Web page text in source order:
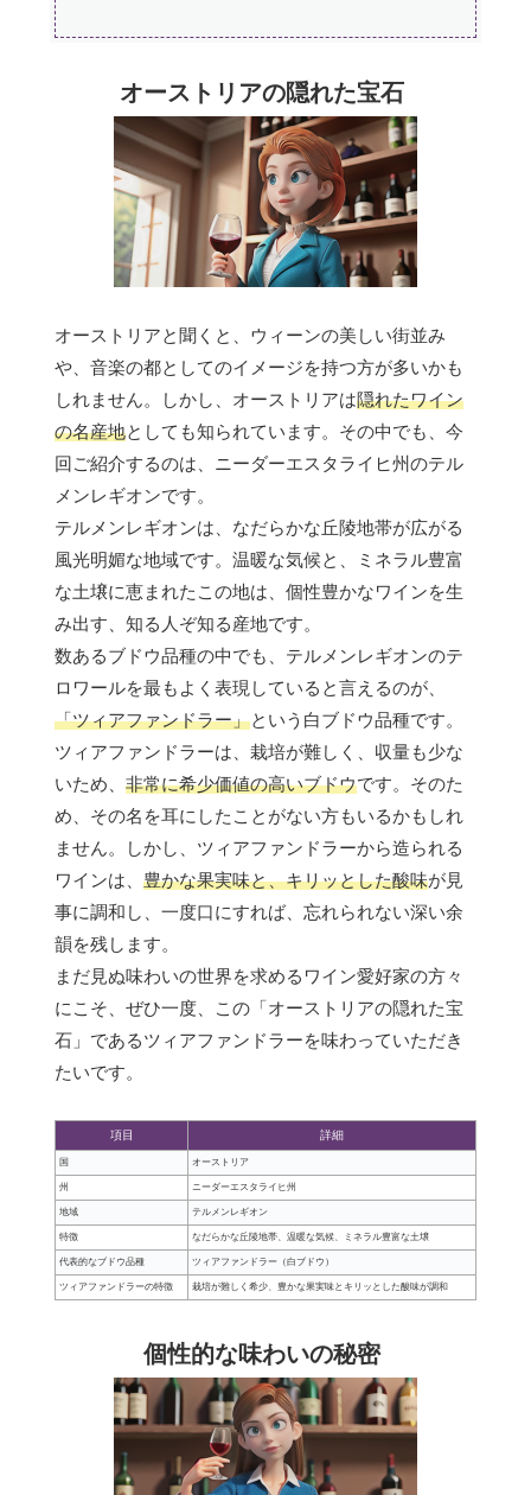
オーストリアの隠れた宝石
オーストリアと聞くと、ウィーンの美しい街並み
や、音楽の都としてのイメージを持つ方が多いかも
しれません。しかし、オーストリアは隠れたワイン
の名産地としても知られています。その中でも、今
回ご紹介するのは、ニーダーエスタライヒ州のテル
メンレギオンです。
テルメンレギオンは、なだらかな丘陵地帯が広がる
風光明媚な地域です。温暖な気候と、ミネラル豊富
な土壌に恵まれたこの地は、個性豊かなワインを生
み出す、知る人ぞ知る産地です。
数あるブドウ品種の中でも、テルメンレギオンのテ
ロワールを最もよく表現していると言えるのが、
「ツィアファンドラー」という白ブドウ品種です。
ツィアファンドラーは、栽培が難しく、収量も少な
いため、 非常に希少価値の高いブドウです。そのた
め、その名を耳にしたことがない方もいるかもしれ
ません。しかし、ツィアファンドラーから造られる
ワインは、 豊かな果実味と、キリッとした酸味が見
事に調和し、一度口にすれば、忘れられない深い余
韻を残します。
まだ見ぬ味わいの世界を求めるワイン愛好家の方々
にこそ、ぜひ一度、この「オーストリアの隠れた宝
石」であるツィアファンドラーを味わっていただき
たいです。
項目 詳細
国 オーストリア
州 ニーダーエスタライヒ州
地域 テルメンレギオン
特徴 なだらかな丘陵地帯、温暖な気候、ミネラル豊富な土壌
代表的なブドウ品種 ツィアファンドラー（白ブドウ）
ツィアファンドラーの特徴 栽培が難しく希少、豊かな果実味とキリッとした酸味が調和
個性的な味わいの秘密